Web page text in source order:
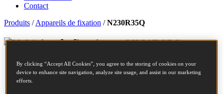
Contact
Produits /Appareils de fixation /N230R35Q
Séries de fixations - N230R35Q
Réf.
N230R35Q
Description
POINTES RLX 2.30-35 RING 19.8M
By clicking “Accept All Cookies”, you agree to the storing of cookies on your
device to enhance site navigation, analyze site usage, and assist in our marketing
efforts.